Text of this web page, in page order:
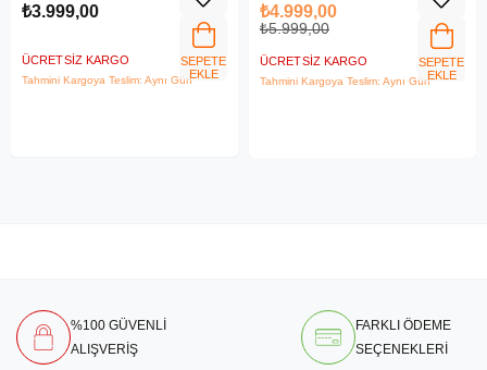
₺3.999,00
ÜCRETSIZ KARGO
Tahmini Kargoya Teslim: Aynı Gün
SEPETE
EKLE
₺4.999,00
₺5.999,00
ÜCRETSIZ KARGO
Tahmini Kargoya Teslim: Aynı Gün
SEPETE
EKLE
%100 GÜVENLİ
ALIŞVERİŞ
FARKLI ÖDEME
SEÇENEKLERİ